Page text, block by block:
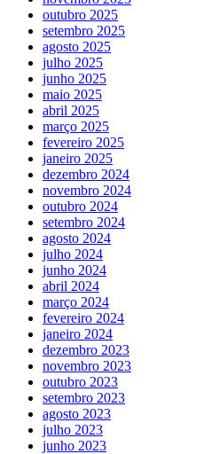
outubro 2025
setembro 2025
agosto 2025
julho 2025
junho 2025
maio 2025
abril 2025
março 2025
fevereiro 2025
janeiro 2025
dezembro 2024
novembro 2024
outubro 2024
setembro 2024
agosto 2024
julho 2024
junho 2024
abril 2024
março 2024
fevereiro 2024
janeiro 2024
dezembro 2023
novembro 2023
outubro 2023
setembro 2023
agosto 2023
julho 2023
junho 2023